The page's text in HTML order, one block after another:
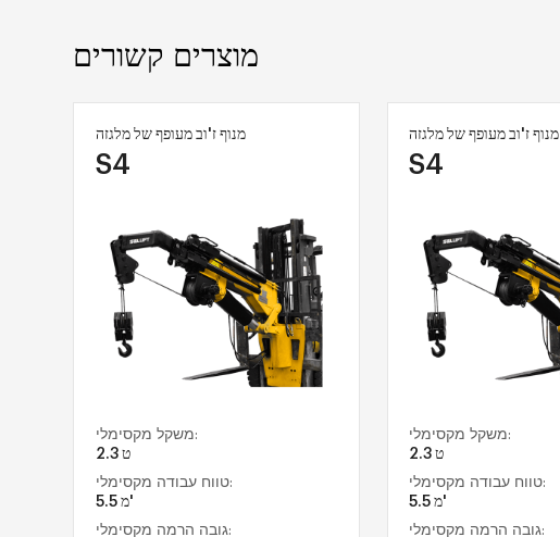
מוצרים קשורים
מנוף ז'וב מעופף של מלגזה
S4
משקל מקסימלי:
2.3 ט
טווח עבודה מקסימלי:
5.5 מ'
גובה הרמה מקסימלי:
מנוף ז'וב מעופף של מלגזה
S4
משקל מקסימלי:
2.3 ט
טווח עבודה מקסימלי:
5.5 מ'
גובה הרמה מקסימלי: